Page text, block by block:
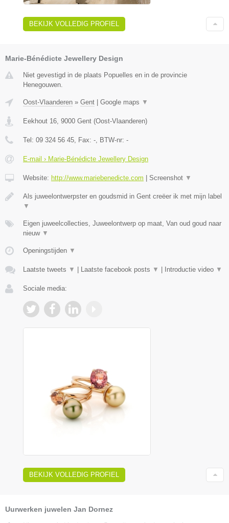
BEKIJK VOLLEDIG PROFIEL
Marie-Bénédicte Jewellery Design
Niet gevestigd in de plaats Popuelles en in de provincie
Henegouwen.
Oost-Vlaanderen » Gent Google maps ▼
Eekhout 16, 9000 Gent (Oost-Vlaanderen)
Tel: 09 324 56 45, Fax: -, BTW-nr: -
E-mail › Marie-Bénédicte Jewellery Design
Website: http://www.mariebenedicte.com Screenshot ▼
Als juweelontwerpster en goudsmid in Gent creëer ik met mijn label
▼
Eigen juweelcollecties, Juweelontwerp op maat, Van oud goud naar
nieuw ▼
Openingstijden ▼
Laatste tweets ▼ Laatste facebook posts ▼ Introductie video ▼
Sociale media:
BEKIJK VOLLEDIG PROFIEL
Uurwerken juwelen Jan Dornez